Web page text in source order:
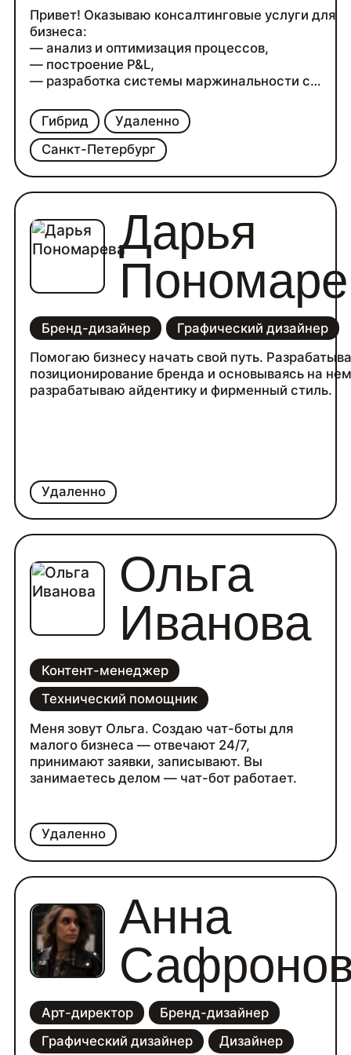
Гибрид
Удаленно
Санкт-Петербург
Привет! Оказываю консалтинговые услуги для
бизнеса:
— анализ и оптимизация процессов,
— построение P&L,
— разработка системы маржинальности с
— разработка и внедрение системы мотивации
сотрудников на основе ключевых метрик
бизнеса
— консультирую C-level и собственников по
вопросам устойчивости и развития бизнеса
Удаленно
Дарья
Бренд-дизайнер
Графический дизайнер
Помогаю бизнесу начать свой путь.
позиционирование бренда и основываясь на
разрабатываю айдентику и фирменный стиль.
Удаленно
Ольга
Иванова
Контент-менеджер
Технический помощник
Меня зовут Ольга. Создаю чат-боты для
малого бизнеса — отвечают 24/7,
принимают заявки, записывают. Вы
занимаетесь делом — чат-бот работает.
Анна
Арт-директор
Бренд-дизайнер
Графический дизайнер
Дизайнер